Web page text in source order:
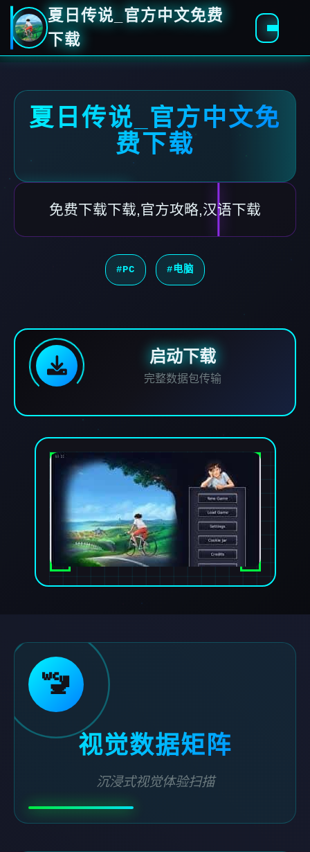
夏日传说_官方中文免费
下载
夏日传说_官方中文免
费下载
免费下载下载,官方攻略,汉语下载
#PC #电脑
启动下载
完整数据包传输
🚾
视觉数据矩阵
沉浸式视觉体验扫描